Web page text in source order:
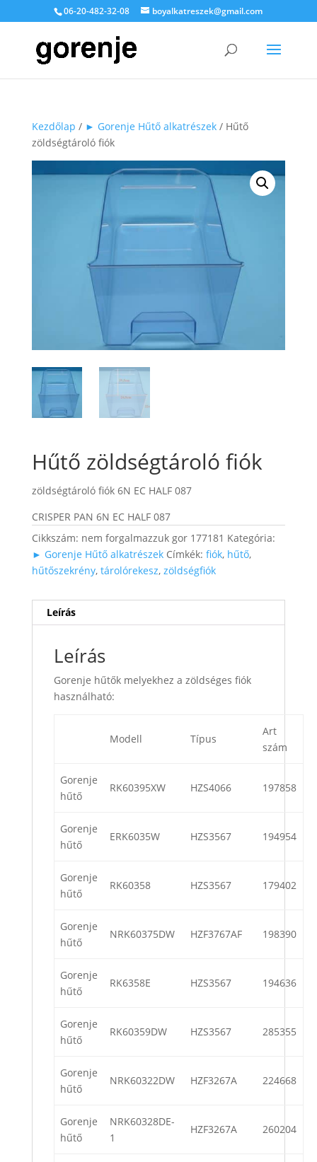
06-20-482-32-08 boyalkatreszek@gmail.com
Kezdőlap / ► Gorenje Hűtő alkatrészek/ Hűtő
zöldségtároló fiók
Hűtő zöldségtároló fiók
zöldségtároló fiók 6N EC HALF 087
CRISPER PAN 6N EC HALF 087
Cikkszám: nem forgalmazzuk gor 177181 Kategória:
► Gorenje Hűtő alkatrészek Címkék: fiók, hűtő,
hűtőszekrény, tárolórekesz, zöldségfiók
Leírás
Leírás
Gorenje hűtők melyekhez a zöldséges fiók
használható:
Modell Típus
Art
szám
Gorenje
hűtő
RK60395XW HZS4066 197858
Gorenje
hűtő
ERK6035W HZS3567 194954
Gorenje
hűtő
RK60358 HZS3567 179402
Gorenje
hűtő
NRK60375DW HZF3767AF 198390
Gorenje
hűtő
RK6358E HZS3567 194636
Gorenje
hűtő
RK60359DW HZS3567 285355
Gorenje
hűtő
NRK60322DW HZF3267A 224668
Gorenje
hűtő
NRK60328DE-
1
HZF3267A 260204